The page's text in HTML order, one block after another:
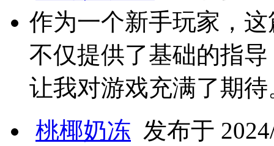
作为一个新手玩家，
不仅提供了基础的指
让我对游戏充满了期待
桃椰奶冻 发布于